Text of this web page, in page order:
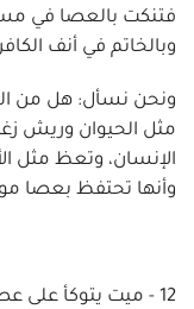
فتنكت بالعصا في
وبالخاتم في أنف
ونحن نسأل: هل من
مثل الحيوان وريش
الإنسان، وتعظ مثل
وأنها تحتفظ بعصا
12 - ميت يتوكأ على عصا مدة سَنة!